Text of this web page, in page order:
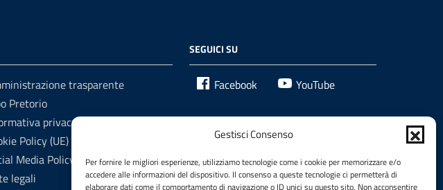
Gestisci Consenso
Per fornire le migliori esperienze, utilizziamo tecnologie come i cookie per memorizzare e/o
accedere alle informazioni del dispositivo. Il consenso a queste tecnologie ci permetterà di
elaborare dati come il comportamento di navigazione o ID unici su questo sito. Non acconsentire
trasparente
Pretorio
privacy
Policy (UE)
Media Policy
legali
SEGUICI SU
Facebook YouTube